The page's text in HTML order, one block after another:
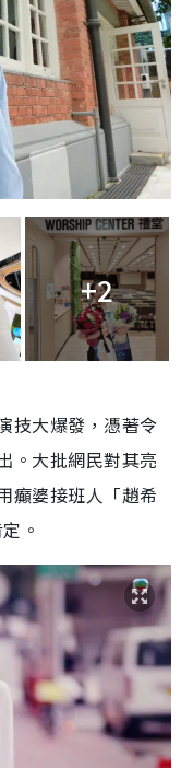
+2
技大爆發，憑著令
。大批網民對其亮
癲婆接班人「趙希
。